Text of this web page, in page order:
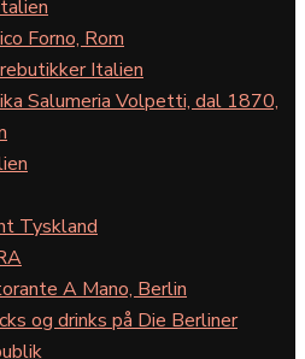
Forno, Rom
Italien
Salumeria Volpetti, dal 1870,
Tyskland
A Mano, Berlin
og drinks på Die Berliner